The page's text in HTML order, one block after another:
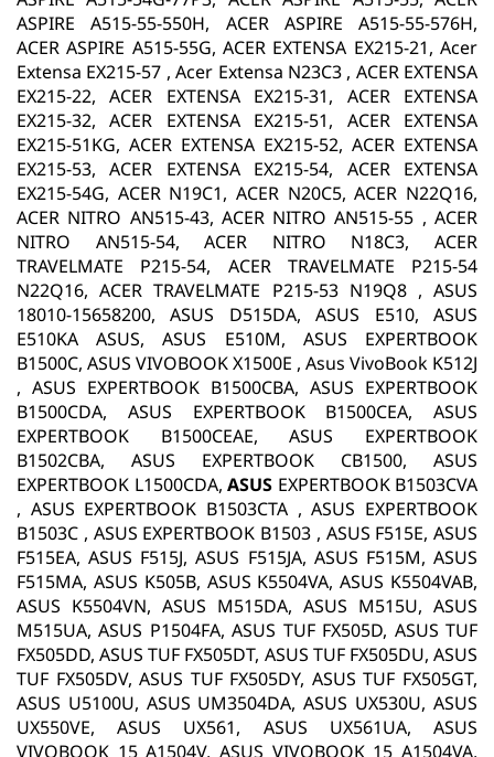
ASPIRE A515-55-550H, ACER ASPIRE A515-55-576H,
ACER ASPIRE A515-55G, ACER EXTENSA EX215-21, Acer
Extensa EX215-57 , Acer Extensa N23C3 , ACER EXTENSA
EX215-22, ACER EXTENSA EX215-31, ACER EXTENSA
EX215-32, ACER EXTENSA EX215-51, ACER EXTENSA
EX215-51KG, ACER EXTENSA EX215-52, ACER EXTENSA
EX215-53, ACER EXTENSA EX215-54, ACER EXTENSA
EX215-54G, ACER N19C1, ACER N20C5, ACER N22Q16,
ACER NITRO AN515-43, ACER NITRO AN515-55 , ACER
NITRO AN515-54, ACER NITRO N18C3, ACER
TRAVELMATE P215-54, ACER TRAVELMATE P215-54
N22Q16, ACER TRAVELMATE P215-53 N19Q8 , ASUS
18010-15658200, ASUS D515DA, ASUS E510, ASUS
E510KA ASUS, ASUS E510M, ASUS EXPERTBOOK
B1500C, ASUS VIVOBOOK X1500E , Asus VivoBook K512J
, ASUS EXPERTBOOK B1500CBA, ASUS EXPERTBOOK
B1500CDA, ASUS EXPERTBOOK B1500CEA, ASUS
EXPERTBOOK B1500CEAE, ASUS EXPERTBOOK
B1502CBA, ASUS EXPERTBOOK CB1500, ASUS
EXPERTBOOK L1500CDA, ASUS EXPERTBOOK B1503CVA
, ASUS EXPERTBOOK B1503CTA , ASUS EXPERTBOOK
B1503C , ASUS EXPERTBOOK B1503 , ASUS F515E, ASUS
F515EA, ASUS F515J, ASUS F515JA, ASUS F515M, ASUS
F515MA, ASUS K505B, ASUS K5504VA, ASUS K5504VAB,
ASUS K5504VN, ASUS M515DA, ASUS M515U, ASUS
M515UA, ASUS P1504FA, ASUS TUF FX505D, ASUS TUF
FX505DD, ASUS TUF FX505DT, ASUS TUF FX505DU, ASUS
TUF FX505DV, ASUS TUF FX505DY, ASUS TUF FX505GT,
ASUS U5100U, ASUS UM3504DA, ASUS UX530U, ASUS
UX550VE, ASUS UX561, ASUS UX561UA, ASUS
VIVOBOOK 15 A1504V, ASUS VIVOBOOK 15 A1504VA,